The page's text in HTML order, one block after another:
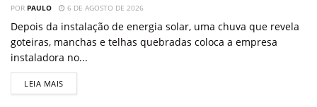
POR PAULO 6 DE AGOSTO DE 2026
Depois da instalação de energia solar, uma chuva que revela
goteiras, manchas e telhas quebradas coloca a empresa
instaladora no...
LEIA MAIS